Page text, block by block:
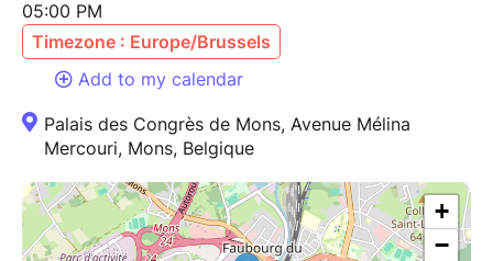
05:00 PM
Timezone : Europe/Brussels
Add to my calendar
Palais des Congrès de Mons, Avenue Mélina
Mercouri, Mons, Belgique
+
−